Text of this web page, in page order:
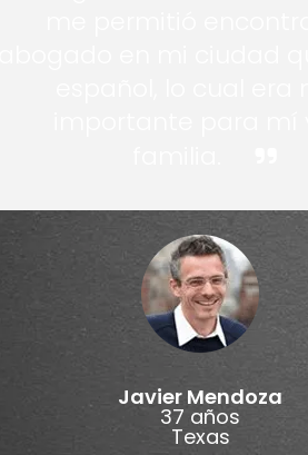
Javier Mendoza
37 años
Texas